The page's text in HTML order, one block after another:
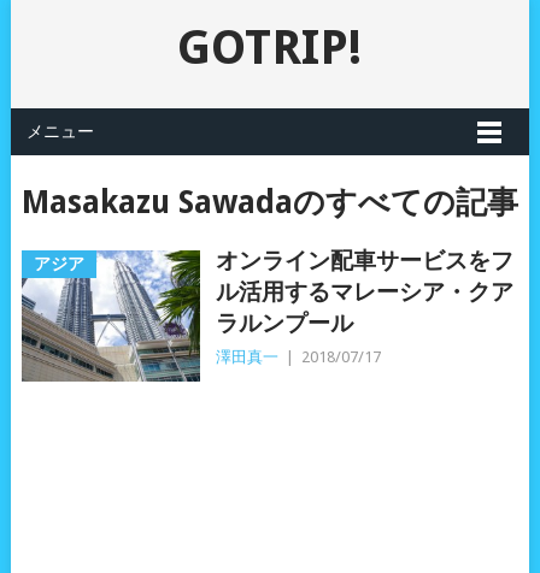
GOTRIP!
メニュー
Masakazu Sawadaのすべての記事
アジア
オンライン配車サービスをフ
ル活用するマレーシア・クア
ラルンプール
澤田真一 2018/07/17